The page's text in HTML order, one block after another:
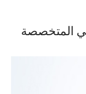
المتخصصة